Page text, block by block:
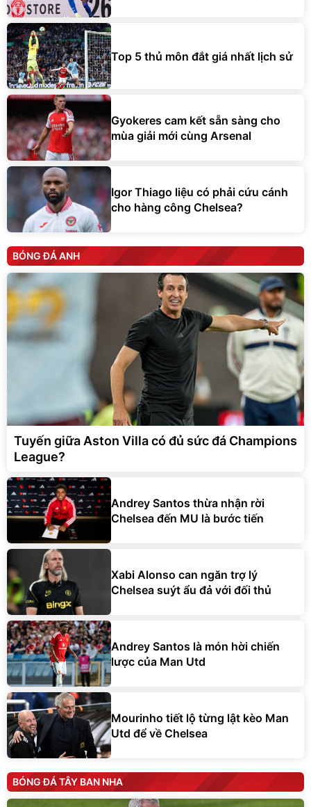
Top 5 thủ môn đắt giá nhất lịch sử
Gyokeres cam kết sẵn sàng cho
mùa giải mới cùng Arsenal
Igor Thiago liệu có phải cứu cánh
cho hàng công Chelsea?
BÓNG ĐÁ ANH
Tuyến giữa Aston Villa có đủ sức đá Champions
League?
Andrey Santos thừa nhận rời
Chelsea đến MU là bước tiến
Xabi Alonso can ngăn trợ lý
Chelsea suýt ẩu đả với đối thủ
Andrey Santos là món hời chiến
lược của Man Utd
Mourinho tiết lộ từng lật kèo Man
Utd để về Chelsea
BÓNG ĐÁ TÂY BAN NHA